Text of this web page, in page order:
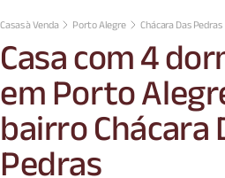
Casas à Venda Porto Alegre Chácara Das Pedras
Casa com 4
em Porto
bairro Chácara
Pedras